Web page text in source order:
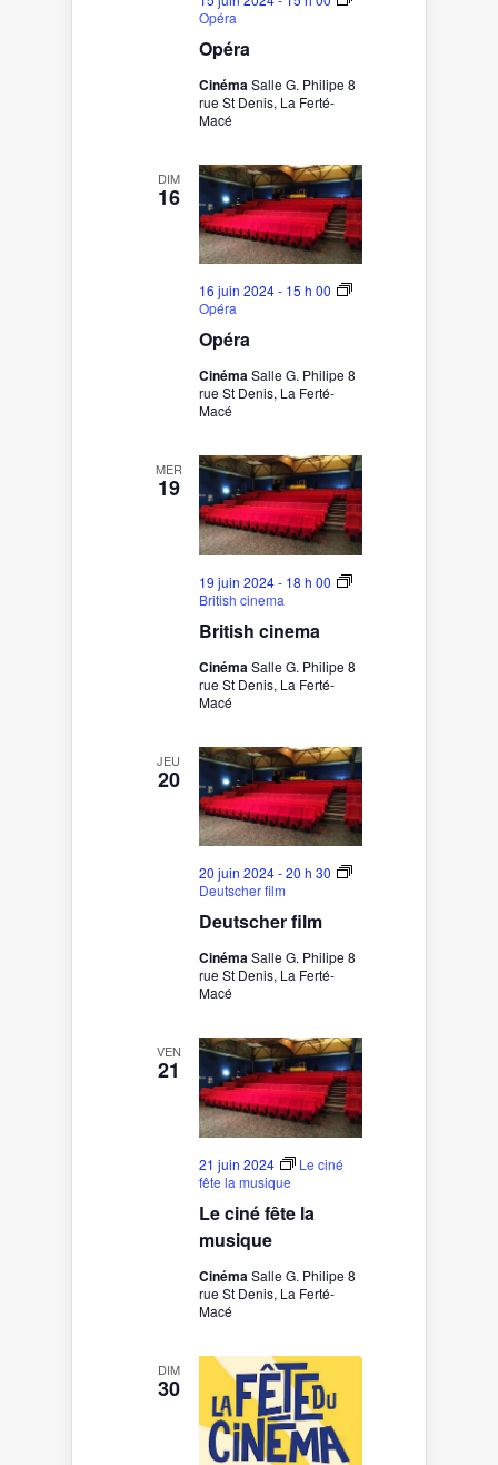
Opéra
Opéra
Cinéma Salle G. Philipe 8
rue St Denis, La Ferté-
Macé
DIM
16
Opéra
16 juin 2024 - 15 h 00
Opéra
CinémaSalle G. Philipe 8
rue St Denis, La Ferté-
Macé
MER
19
British cinema
19 juin 2024 - 18 h 00
British cinema
CinémaSalle G. Philipe 8
rue St Denis, La Ferté-
Macé
JEU
20
Deutscher film
20 juin 2024 - 20 h 30
Deutscher film
CinémaSalle G. Philipe 8
rue St Denis, La Ferté-
Macé
VEN
21
Le ciné fête la
musique
21 juin 2024
Le ciné
fête la musique
CinémaSalle G. Philipe 8
rue St Denis, La Ferté-
Macé
DIM
30